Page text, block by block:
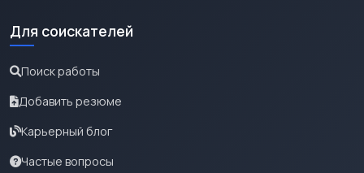
Для соискателей
Поиск работы
Добавить резюме
Карьерный блог
Частые вопросы